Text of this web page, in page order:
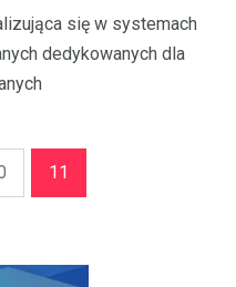
się w systemach
dedykowanych dla
11